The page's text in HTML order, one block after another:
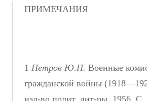
ПРИМЕЧАНИЯ
1 Петров Ю.П. Военные
гражданской войны